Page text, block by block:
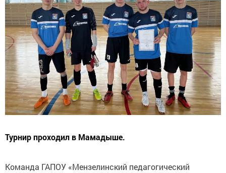
Турнир проходил в Мамадыше.
Команда ГАПОУ «Мензелинский педагогический